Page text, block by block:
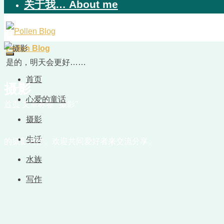
关于我… About me
Pollen Blog
是的，明天会更好……
首页
心爱的童话
摄影
生活
水族
写作
文章标签 "摄影"
的摄影习作。欢迎共同爱好者来交流分享。